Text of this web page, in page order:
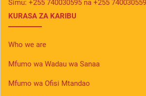
Simu: +255 740030595 na +255 740030559
KURASA ZA KARIBU
Who we are
Mfumo wa Wadau wa Sanaa
Mfumo wa Ofisi Mtandao